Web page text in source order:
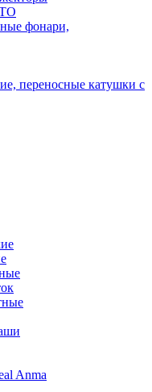
фонари,
переносные катушки с
Anma